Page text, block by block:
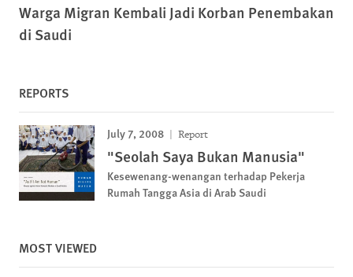
Warga Migran Kembali Jadi Korban Penembakan
di Saudi
REPORTS
July 7, 2008 Report
"Seolah Saya Bukan Manusia"
Kesewenang-wenangan terhadap Pekerja
Rumah Tangga Asia di Arab Saudi
MOST VIEWED